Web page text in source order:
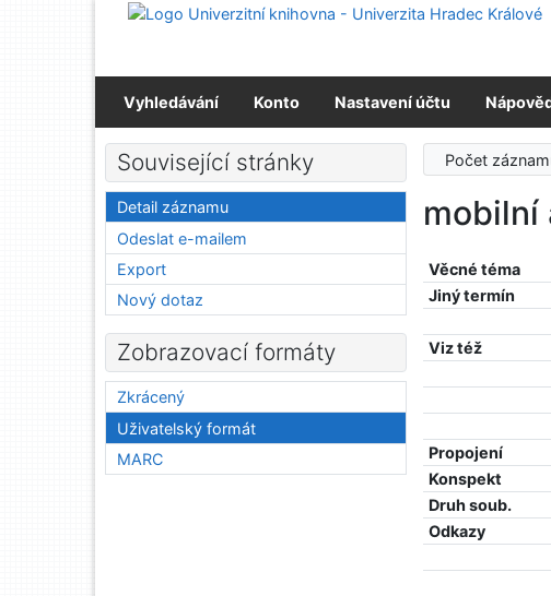
Přejít na obsah
Vyhledávání Konto Nastavení účtu
Počet
mobilní
Věcné téma
Jiný termín
Viz též
Propojení
Konspekt
Druh soub.
Odkazy
Související stránky
Detail záznamu
Odeslat e-mailem
Export
Nový dotaz
Zobrazovací formáty
Zkrácený
Uživatelský formát
MARC